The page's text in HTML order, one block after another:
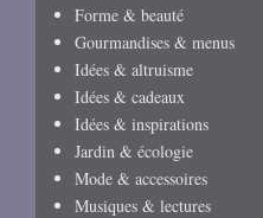
Forme & beauté
Gourmandises & menus
Idées & altruisme
Idées & cadeaux
Idées & inspirations
Jardin & écologie
Mode & accessoires
Musiques & lectures